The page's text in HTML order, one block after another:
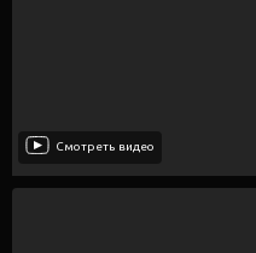
Смотреть видео